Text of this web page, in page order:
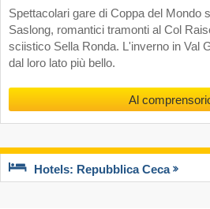
Spettacolari gare di Coppa del Mondo
Saslong, romantici tramonti al Col
sciistico Sella Ronda. L'inverno in Val
dal loro lato più bello.
Al
Hotels: Repubblica Ceca